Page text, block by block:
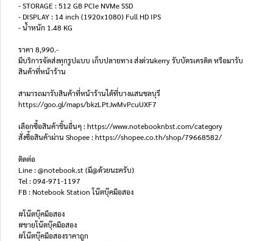
- STORAGE : 512 GB PCIe NVMe SSD
- DISPLAY : 14 inch (1920x1080) Full HD IPS
- น้ำหนัก 1.48 KG
ราคา 8,990.-
มีบริการจัดส่งทุกรูปแบบ เก็บปลายทาง ส่งด่วนkerry รับบัตรเครดิต หรือมารับ
สินค้าที่หน้าร้าน
สามารถมารับสินค้าที่หน้าร้านได้ที่บางแสนชลบุรี
https://goo.gl/maps/bkzLPtJwMvPcuUXF7
เลือกซื้อสินค้าชิ้นอื่นๆ : https://www.notebooknbst.com/category
สั่งซื้อสินค้าผ่าน Shopee : https://shopee.co.th/shop/79668582/
ติดต่อ
Line : @notebook.st (มี@ด้วยนะครับ)
Tel : 094-971-1197
FB : Notebook Station โน๊ตบุ๊คมือสอง
#โน๊ตบุ๊คมือสอง
#ขายโน๊ตบุ๊คมือสอง
#โน๊ตบุ๊คมือสองราคาถูก